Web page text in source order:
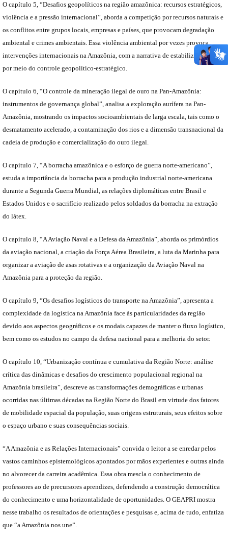
O capítulo 5, “Desafios geopolíticos na região amazônica: recursos estratégicos,
violência e a pressão internacional”, aborda a competição por recursos naturais e
os conflitos entre grupos locais, empresas e países, que provocam degradação
ambiental e crimes ambientais. Essa violência ambiental por vezes provoca
intervenções internacionais na Amazônia, com a narrativa de estabilizar a região
por meio do controle geopolítico-estratégico.
O capítulo 6, “O controle da mineração ilegal de ouro na Pan-Amazônia:
instrumentos de governança global”, analisa a exploração aurífera na Pan-
Amazônia, mostrando os impactos socioambientais de larga escala, tais como o
desmatamento acelerado, a contaminação dos rios e a dimensão transnacional da
cadeia de produção e comercialização do ouro ilegal.
O capítulo 7, “A borracha amazônica e o esforço de guerra norte-americano”,
estuda a importância da borracha para a produção industrial norte-americana
durante a Segunda Guerra Mundial, as relações diplomáticas entre Brasil e
Estados Unidos e o sacrifício realizado pelos soldados da borracha na extração
do látex.
O capítulo 8, “A Aviação Naval e a Defesa da Amazônia”, aborda os primórdios
da aviação nacional, a criação da Força Aérea Brasileira, a luta da Marinha para
organizar a aviação de asas rotativas e a organização da Aviação Naval na
Amazônia para a proteção da região.
O capítulo 9, “Os desafios logísticos do transporte na Amazônia”, apresenta a
complexidade da logística na Amazônia face às particularidades da região
devido aos aspectos geográficos e os modais capazes de manter o fluxo logístico,
bem como os estudos no campo da defesa nacional para a melhoria do setor.
O capítulo 10, “Urbanização contínua e cumulativa da Região Norte: análise
crítica das dinâmicas e desafios do crescimento populacional regional na
Amazônia brasileira”, descreve as transformações demográficas e urbanas
ocorridas nas últimas décadas na Região Norte do Brasil em virtude dos fatores
de mobilidade espacial da população, suas origens estruturais, seus efeitos sobre
o espaço urbano e suas consequências sociais.
“A Amazônia e as Relações Internacionais” convida o leitor a se enredar pelos
vastos caminhos epistemológicos apontados por mãos experientes e outras ainda
no alvorecer da carreira acadêmica. Essa obra mescla o conhecimento de
professores ao de precursores aprendizes, defendendo a construção democrática
do conhecimento e uma horizontalidade de oportunidades. O GEAPRI mostra
nesse trabalho os resultados de orientações e pesquisas e, acima de tudo, enfatiza
que “a Amazônia nos une”.